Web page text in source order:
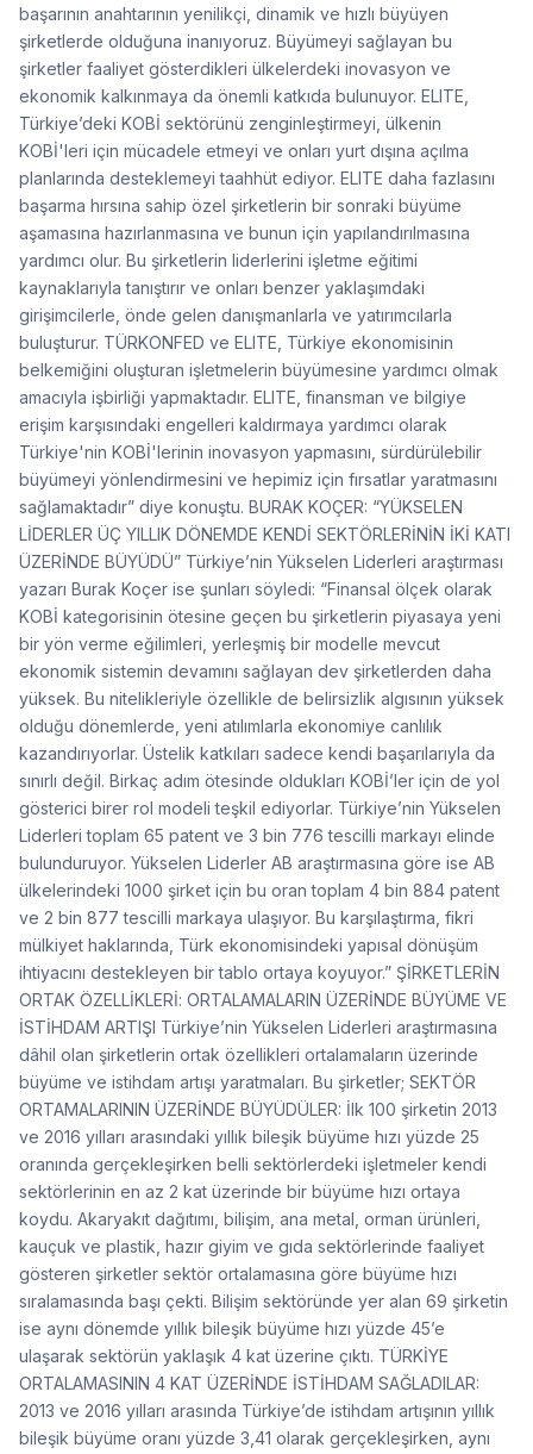
başarının anahtarının yenilikçi, dinamik ve hızlı büyüyen
şirketlerde olduğuna inanıyoruz. Büyümeyi sağlayan bu
şirketler faaliyet gösterdikleri ülkelerdeki inovasyon ve
ekonomik kalkınmaya da önemli katkıda bulunuyor. ELITE,
Türkiye’deki KOBİ sektörünü zenginleştirmeyi, ülkenin
KOBİ'leri için mücadele etmeyi ve onları yurt dışına açılma
planlarında desteklemeyi taahhüt ediyor. ELITE daha fazlasını
başarma hırsına sahip özel şirketlerin bir sonraki büyüme
aşamasına hazırlanmasına ve bunun için yapılandırılmasına
yardımcı olur. Bu şirketlerin liderlerini işletme eğitimi
kaynaklarıyla tanıştırır ve onları benzer yaklaşımdaki
girişimcilerle, önde gelen danışmanlarla ve yatırımcılarla
buluşturur. TÜRKONFED ve ELITE, Türkiye ekonomisinin
belkemiğini oluşturan işletmelerin büyümesine yardımcı olmak
amacıyla işbirliği yapmaktadır. ELITE, finansman ve bilgiye
erişim karşısındaki engelleri kaldırmaya yardımcı olarak
Türkiye'nin KOBİ'lerinin inovasyon yapmasını, sürdürülebilir
büyümeyi yönlendirmesini ve hepimiz için fırsatlar yaratmasını
sağlamaktadır” diye konuştu. BURAK KOÇER: “YÜKSELEN
LİDERLER ÜÇ YILLIK DÖNEMDE KENDİ SEKTÖRLERİNİN İKİ KATI
ÜZERİNDE BÜYÜDÜ” Türkiye’nin Yükselen Liderleri araştırması
yazarı Burak Koçer ise şunları söyledi: “Finansal ölçek olarak
KOBİ kategorisinin ötesine geçen bu şirketlerin piyasaya yeni
bir yön verme eğilimleri, yerleşmiş bir modelle mevcut
ekonomik sistemin devamını sağlayan dev şirketlerden daha
yüksek. Bu nitelikleriyle özellikle de belirsizlik algısının yüksek
olduğu dönemlerde, yeni atılımlarla ekonomiye canlılık
kazandırıyorlar. Üstelik katkıları sadece kendi başarılarıyla da
sınırlı değil. Birkaç adım ötesinde oldukları KOBİ’ler için de yol
gösterici birer rol modeli teşkil ediyorlar. Türkiye’nin Yükselen
Liderleri toplam 65 patent ve 3 bin 776 tescilli markayı elinde
bulunduruyor. Yükselen Liderler AB araştırmasına göre ise AB
ülkelerindeki 1000 şirket için bu oran toplam 4 bin 884 patent
ve 2 bin 877 tescilli markaya ulaşıyor. Bu karşılaştırma, fikri
mülkiyet haklarında, Türk ekonomisindeki yapısal dönüşüm
ihtiyacını destekleyen bir tablo ortaya koyuyor.” ŞİRKETLERİN
ORTAK ÖZELLİKLERİ: ORTALAMALARIN ÜZERİNDE BÜYÜME VE
İSTİHDAM ARTIŞI Türkiye’nin Yükselen Liderleri araştırmasına
dâhil olan şirketlerin ortak özellikleri ortalamaların üzerinde
büyüme ve istihdam artışı yaratmaları. Bu şirketler; SEKTÖR
ORTAMALARININ ÜZERİNDE BÜYÜDÜLER: İlk 100 şirketin 2013
ve 2016 yılları arasındaki yıllık bileşik büyüme hızı yüzde 25
oranında gerçekleşirken belli sektörlerdeki işletmeler kendi
sektörlerinin en az 2 kat üzerinde bir büyüme hızı ortaya
koydu. Akaryakıt dağıtımı, bilişim, ana metal, orman ürünleri,
kauçuk ve plastik, hazır giyim ve gıda sektörlerinde faaliyet
gösteren şirketler sektör ortalamasına göre büyüme hızı
sıralamasında başı çekti. Bilişim sektöründe yer alan 69 şirketin
ise aynı dönemde yıllık bileşik büyüme hızı yüzde 45’e
ulaşarak sektörün yaklaşık 4 kat üzerine çıktı. TÜRKİYE
ORTALAMASININ 4 KAT ÜZERİNDE İSTİHDAM SAĞLADILAR:
2013 ve 2016 yılları arasında Türkiye’de istihdam artışının yıllık
bileşik büyüme oranı yüzde 3,41 olarak gerçekleşirken, aynı